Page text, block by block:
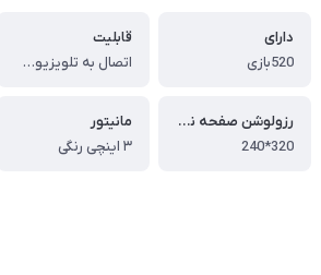
دارای
520بازی
قابلیت
اتصال به تلویزیون وبازی باصفحه نمایش بزرگتر
رزولوشن صفحه نمایش
320*240
مانیتور
۳ اینچی رنگی